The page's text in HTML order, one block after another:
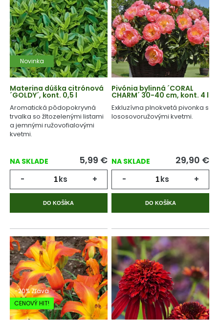
Novinka
Materina dúška citrónová
´GOLDY´, kont. 0,5 l
Aromatická pôdopokryvná
trvalka so žltozelenými listami
a jemnými ružovofialovými
kvetmi.
NA SKLADE 5,99 €
- ks +
DO KOŠÍKA
Pivónia bylinná ´CORAL
CHARM´ 30-40 cm, kont. 4 l
Exkluzívna plnokvetá pivonka s
lososovoružovými kvetmi.
NA SKLADE 29,90 €
- ks +
DO KOŠÍKA
-20% Zľava
CENOVÝ HIT!